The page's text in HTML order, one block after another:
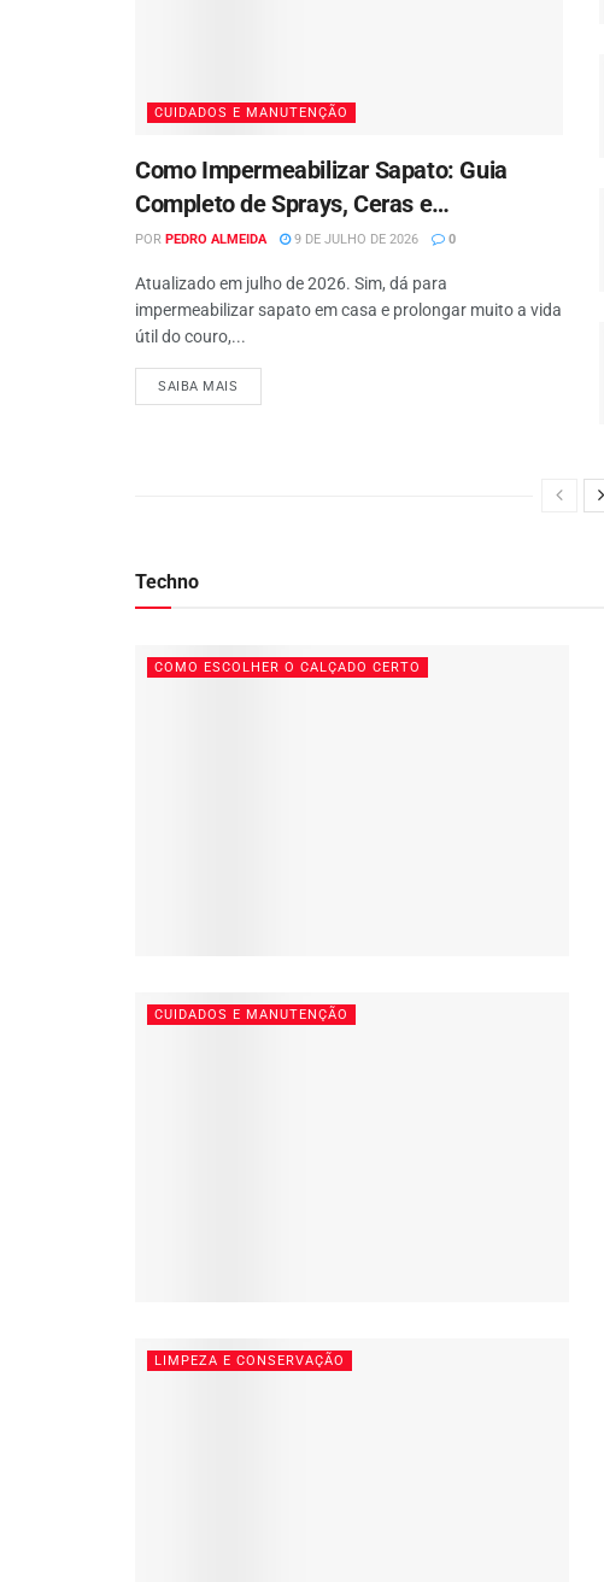
CUIDADOS E MANUTENÇÃO
Como Impermeabilizar Sapato: Guia
Completo de Sprays, Ceras e
Hidrofugantes (Couro, Camurça e Tecido)
2026
POR PEDRO ALMEIDA 9 DE JULHO DE 2026 0
Atualizado em julho de 2026. Sim, dá para
impermeabilizar sapato em casa e prolongar muito a vida
útil do couro,...
SAIBA MAIS
Techno
COMO ESCOLHER O CALÇADO CERTO
CUIDADOS E MANUTENÇÃO
LIMPEZA E CONSERVAÇÃO